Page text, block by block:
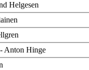
Helgesen
Anton Hinge